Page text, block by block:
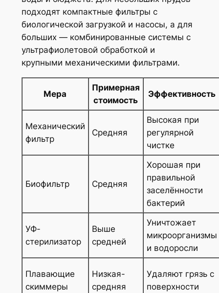
подходят компактные фильтры с
биологической загрузкой и насосы, а для
больших — комбинированные системы с
ультрафиолетовой обработкой и
крупными механическими фильтрами.
Мера
Примерная
стоимость
Эффективность
Механический
фильтр
Средняя
Высокая при
регулярной
чистке
Биофильтр Средняя
Хорошая при
правильной
заселённости
бактерий
УФ-
стерилизатор
Выше
средней
Уничтожает
микроорганизмы
и водоросли
Плавающие
скиммеры
Низкая-
средняя
Удаляют грязь с
поверхности